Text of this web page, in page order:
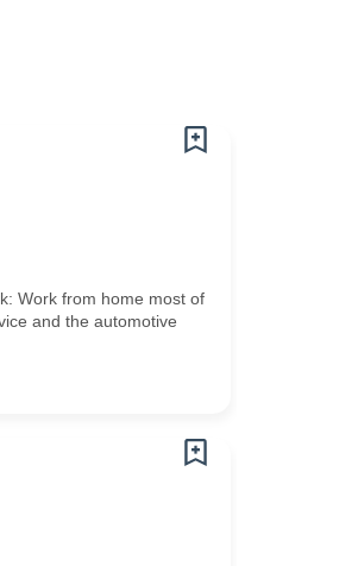
Work from home most of
and the automotive